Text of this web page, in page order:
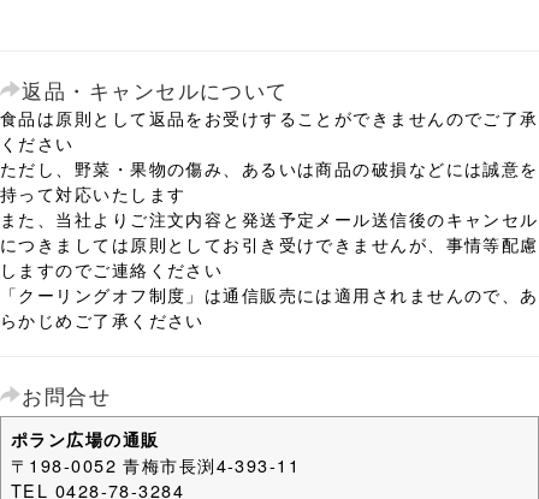
返品・キャンセルについて
食品は原則として返品をお受けすることができませんのでご了承
ください
ただし、野菜・果物の傷み、あるいは商品の破損などには誠意を
持って対応いたします
また、当社よりご注文内容と発送予定メール送信後のキャンセル
につきましては原則としてお引き受けできませんが、事情等配慮
しますのでご連絡ください
「クーリングオフ制度」は通信販売には適用されませんので、あ
らかじめご了承ください
お問合せ
ポラン広場の通販
〒198-0052 青梅市長渕4-393-11
TEL 0428-78-3284